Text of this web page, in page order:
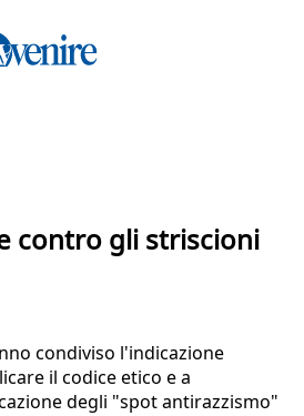
contro gli striscioni
condiviso l'indicazione
il codice etico e a
degli "spot antirazzismo"